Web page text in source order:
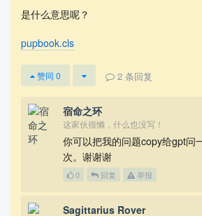
是什么意思呢？
pupbook.cls
赞同 0 2 条回复
宿命之环
这家伙很懒，什么也没写！
你可以把我的问题copy给gpt问
次。谢谢谢
0 回复 举报
Sagittarius Rover